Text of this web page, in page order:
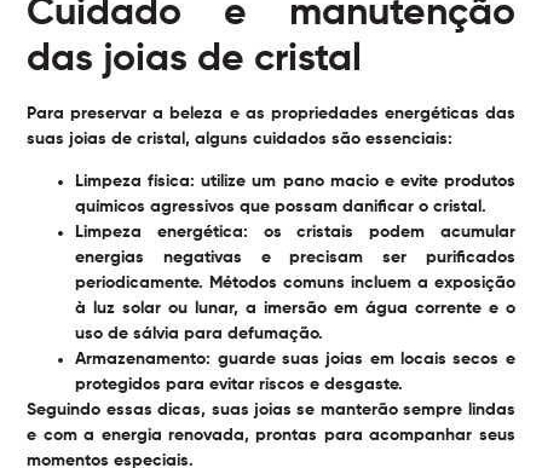
Cuidado e manutenção
das joias de cristal
Para preservar a beleza e as propriedades energéticas das
suas joias de cristal, alguns cuidados são essenciais:
Limpeza física: utilize um pano macio e evite produtos
químicos agressivos que possam danificar o cristal.
Limpeza energética: os cristais podem acumular
energias negativas e precisam ser purificados
periodicamente. Métodos comuns incluem a exposição
à luz solar ou lunar, a imersão em água corrente e o
uso de sálvia para defumação.
Armazenamento: guarde suas joias em locais secos e
protegidos para evitar riscos e desgaste.
Seguindo essas dicas, suas joias se manterão sempre lindas
e com a energia renovada, prontas para acompanhar seus
momentos especiais.